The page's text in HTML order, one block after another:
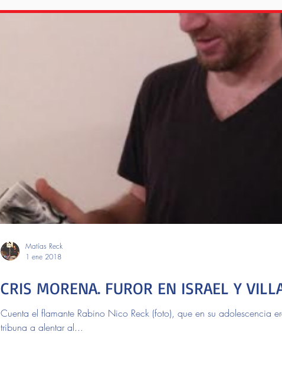
CRIS MORENA. FUROR EN ISRAEL Y
Cuenta el flamante Rabino Nico Reck (foto), que en su adolescencia
tribuna a alentar al...
Matías Reck
1 ene 2018